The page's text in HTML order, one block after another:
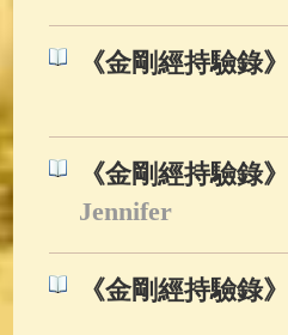
《金剛經持驗錄
《金剛經持驗錄
Jennifer
《金剛經持驗錄